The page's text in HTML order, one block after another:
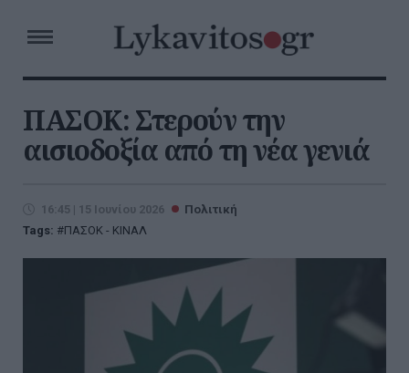
ΠΑΣΟΚ: Στερούν την
αισιοδοξία από τη νέα γενιά
16:45 | 15 Ιουνίου 2026
Πολιτική
Tags:
ΠΑΣΟΚ - ΚΙΝΑΛ